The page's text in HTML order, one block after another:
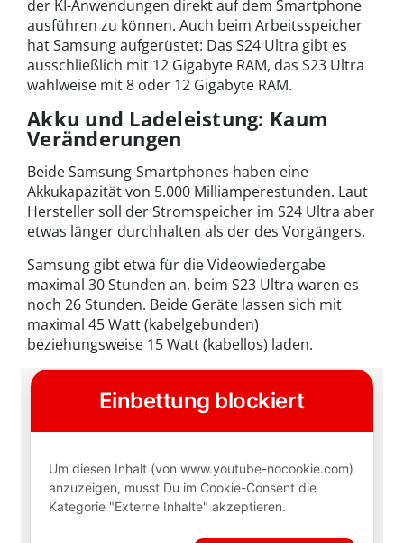
der KI-Anwendungen direkt auf dem Smartphone
ausführen zu können. Auch beim Arbeitsspeicher
hat Samsung aufgerüstet: Das S24 Ultra gibt es
ausschließlich mit 12 Gigabyte RAM, das S23 Ultra
wahlweise mit 8 oder 12 Gigabyte RAM.
Akku und Ladeleistung: Kaum
Veränderungen
Beide Samsung-Smartphones haben eine
Akkukapazität von 5.000 Milliamperestunden. Laut
Hersteller soll der Stromspeicher im S24 Ultra aber
etwas länger durchhalten als der des Vorgängers.
Samsung gibt etwa für die Videowiedergabe
maximal 30 Stunden an, beim S23 Ultra waren es
noch 26 Stunden. Beide Geräte lassen sich mit
maximal 45 Watt (kabelgebunden)
beziehungsweise 15 Watt (kabellos) laden.